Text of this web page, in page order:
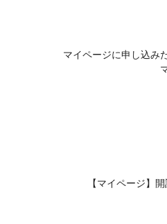
マイページに申し込み
【マイページ】